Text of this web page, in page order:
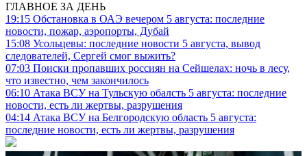
ГЛАВНОЕ ЗА ДЕНЬ
19:15 Обстановка в ОАЭ вечером 5 августа: последние
новости, пожар, аэропорты, Дубай
15:08 Усольцевы: последние новости 5 августа, вывод
следователей, Сергей смог выжить?
07:03 Поиски пропавших россиян на Сейшелах: ночь в лесу,
что известно, чем закончилось
06:10 Атака ВСУ на Тульскую обалсть 5 августа: последние
новости, есть ли жертвы, разрушения
04:14 Атака ВСУ на Белгородскую область 5 августа:
последние новости, есть ли жертвы, разрушения